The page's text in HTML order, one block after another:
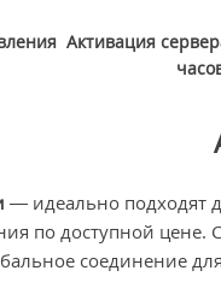
Активация
— идеально подходят
по доступной цене.
соединение